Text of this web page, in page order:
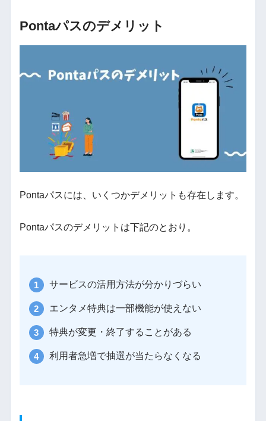
Pontaパスのデメリット
Pontaパスには、いくつかデメリットも存在します。
Pontaパスのデメリットは下記のとおり。
サービスの活用方法が分かりづらい
エンタメ特典は一部機能が使えない
特典が変更・終了することがある
利用者急増で抽選が当たらなくなる